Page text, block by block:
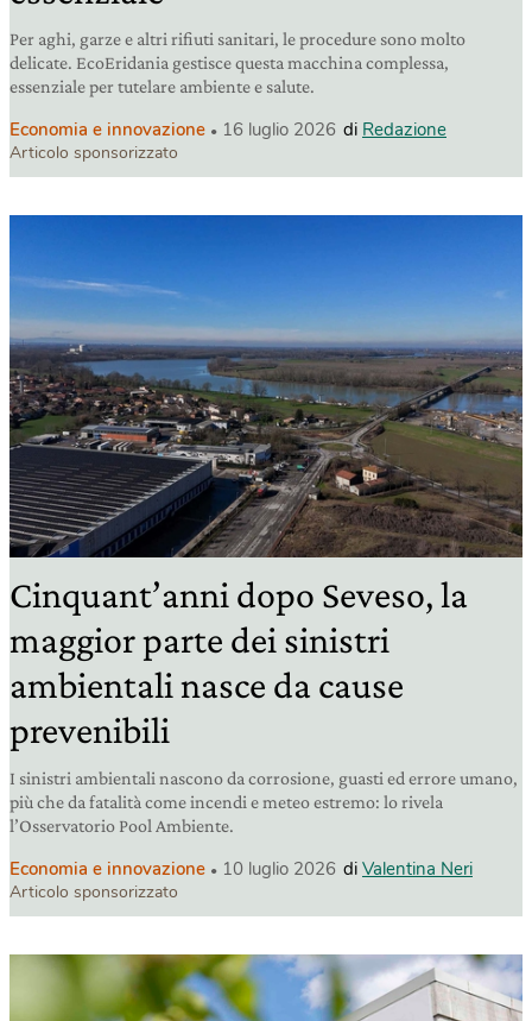
delicate. EcoEridania gestisce questa macchina complessa,
essenziale per tutelare ambiente e salute.
Articolo sponsorizzato
Cinquant’anni dopo Seveso, la
maggior parte dei sinistri
ambientali nasce da cause
prevenibili
più che da fatalità come incendi e meteo estremo: lo rivela
l’Osservatorio Pool Ambiente.
Articolo sponsorizzato